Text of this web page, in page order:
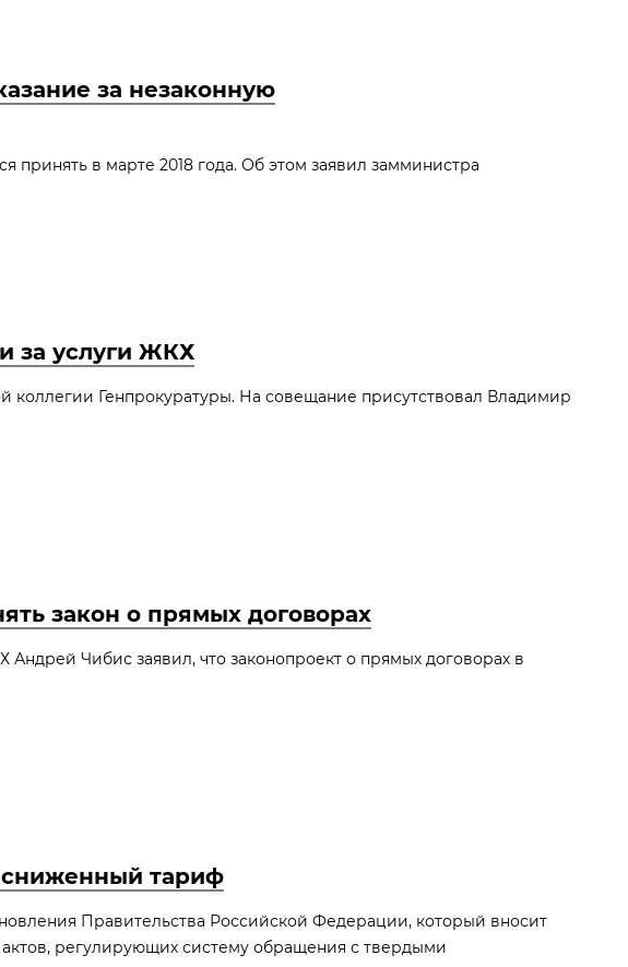
за незаконную
принять в марте 2018 года. Об этом заявил замминистра
за услуги ЖКХ
коллегии Генпрокуратуры. На совещание присутствовал Владимир
закон о прямых договорах
Чибис заявил, что законопроект о прямых договорах в
сниженный тариф
Правительства Российской Федерации, который вносит
регулирующих систему обращения с твердыми